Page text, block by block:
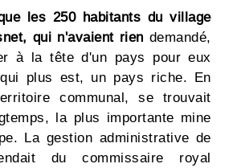
les 250 habitants du village
qui n'avaient rien demandé,
à la tête d'un pays pour eux
plus est, un pays riche. En
communal, se trouvait
la plus importante mine
La gestion administrative de
du commissaire royal